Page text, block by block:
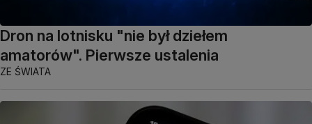
Dron na lotnisku "nie był dziełem
amatorów". Pierwsze ustalenia
ZE ŚWIATA